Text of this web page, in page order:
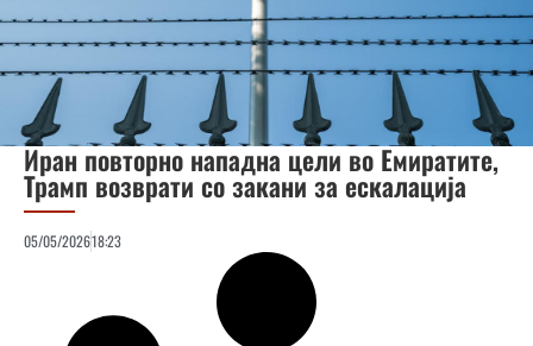
Иран повторно нападна цели во Емиратите,
Трамп возврати со закани за ескалација
05/05/202618:23